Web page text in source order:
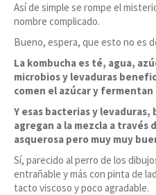
Así de simple se rompe el
nombre complicado.
Bueno, espera, que esto no es
La kombucha es té, agua,
microbios y levaduras
comen el azúcar y
Y esas bacterias y
agregan a la mezcla a través
asquerosa pero muy muy
Sí, parecido al perro de los
entrañable y más con pinta de
tacto viscoso y poco agradable.